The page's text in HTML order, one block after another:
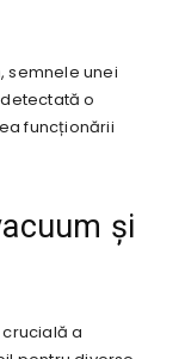
semnele unei
o
funcționării
și
a